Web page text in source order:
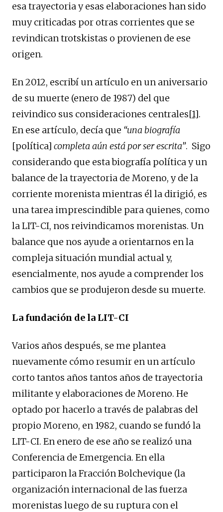
esa trayectoria y esas elaboraciones han sido
muy criticadas por otras corrientes que se
revindican trotskistas o provienen de ese
origen.
En 2012, escribí un artículo en un aniversario
de su muerte (enero de 1987) del que
reivindico sus consideraciones centrales[1].
En ese artículo, decía que “una biografía
[política] completa aún está por ser escrita”. Sigo
considerando que esta biografía política y un
balance de la trayectoria de Moreno, y de la
corriente morenista mientras él la dirigió, es
una tarea imprescindible para quienes, como
la LIT-CI, nos reivindicamos morenistas. Un
balance que nos ayude a orientarnos en la
compleja situación mundial actual y,
esencialmente, nos ayude a comprender los
cambios que se produjeron desde su muerte.
La fundación de la LIT-CI
Varios años después, se me plantea
nuevamente cómo resumir en un artículo
corto tantos años tantos años de trayectoria
militante y elaboraciones de Moreno. He
optado por hacerlo a través de palabras del
propio Moreno, en 1982, cuando se fundó la
LIT-CI. En enero de ese año se realizó una
Conferencia de Emergencia. En ella
participaron la Fracción Bolchevique (la
organización internacional de las fuerza
morenistas luego de su ruptura con el